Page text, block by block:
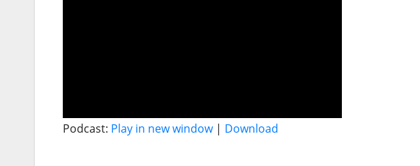
Podcast: Play in new window| Download